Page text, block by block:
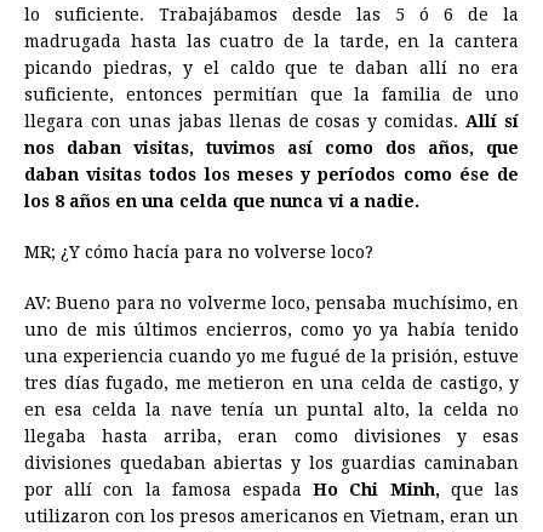
lo suficiente. Trabajábamos desde las 5 ó 6 de la
madrugada hasta las cuatro de la tarde, en la cantera
picando piedras, y el caldo que te daban allí no era
suficiente, entonces permitían que la familia de uno
llegara con unas jabas llenas de cosas y comidas.Allí sí
nos daban visitas, tuvimos así como dos años, que
daban visitas todos los meses y períodos como ése de
los 8 años en una celda que nunca vi a nadie.
MR; ¿Y cómo hacía para no volverse loco?
AV: Bueno para no volverme loco, pensaba muchísimo, en
uno de mis últimos encierros, como yo ya había tenido
una experiencia cuando yo me fugué de la prisión, estuve
tres días fugado, me metieron en una celda de castigo, y
en esa celda la nave tenía un puntal alto, la celda no
llegaba hasta arriba, eran como divisiones y esas
divisiones quedaban abiertas y los guardias caminaban
por allí con la famosa espadaHo Chi Minh,que las
utilizaron con los presos americanos en Vietnam, eran un